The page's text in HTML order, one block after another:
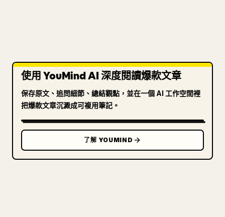
使用 YouMind AI 深度閱讀爆款文章
保存原文、追問細節、總結觀點，並在一個 AI 工作空間裡
把爆款文章沉澱成可複用筆記。
了解 YOUMIND